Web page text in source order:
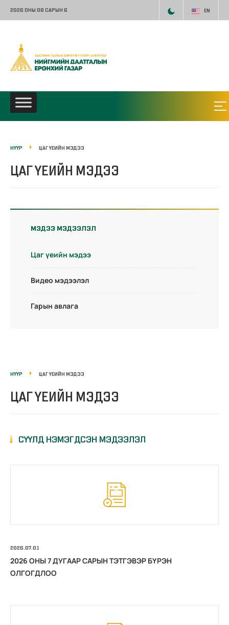
2026 ОНЫ 08 САРЫН 6 EN
НҮҮР ЦАГ ҮЕИЙН МЭДЭЭ
ЦАГ ҮЕИЙН МЭДЭЭ
МЭДЭЭ МЭДЭЭЛЭЛ
Цаг үеийн мэдээ
Видео мэдээлэл
Гарын авлага
НҮҮР ЦАГ ҮЕИЙН МЭДЭЭ
ЦАГ ҮЕИЙН МЭДЭЭ
СҮҮЛД НЭМЭГДСЭН МЭДЭЭЛЭЛ
2026.07.01
2026 ОНЫ 7 ДУГААР САРЫН ТЭТГЭВЭР БҮРЭН
ОЛГОГДЛОО